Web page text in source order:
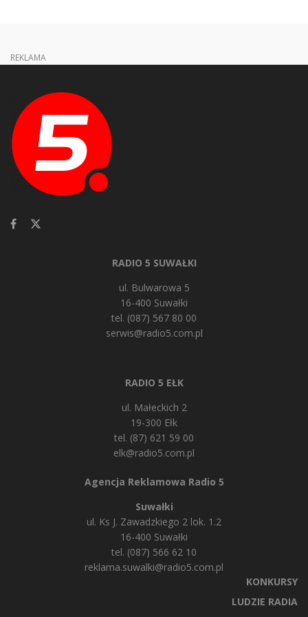
REKLAMA
RADIO 5 SUWAŁKI
ul. Bulwarowa 5
16-400 Suwałki
tel. (087) 567 80 00
serwis@radio5.com.pl
RADIO 5 EŁK
ul. Małeckich 2
19-300 Ełk
tel. (87) 621 59 00
elk@radio5.com.pl
Agencja Reklamowa Radio 5
Suwałki
ul. Ks J. Zawadzkiego 2 lok. 1.2
16-400 Suwałki
tel. (087) 566 62 10
reklama.suwalki@radio5.com.pl
KONKURSY
LUDZIE RADIA